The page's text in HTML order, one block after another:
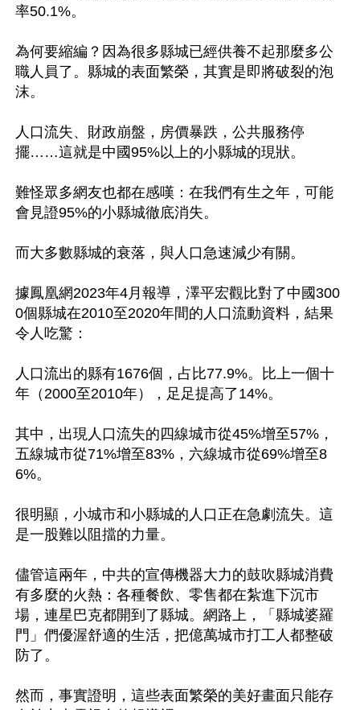
率50.1%。
為何要縮編？因為很多縣城已經供養不起那麼多公
職人員了。縣城的表面繁榮，其實是即將破裂的泡
沫。
人口流失、財政崩盤，房價暴跌，公共服務停
擺……這就是中國95%以上的小縣城的現狀。
難怪眾多網友也都在感嘆：在我們有生之年，可能
會見證95%的小縣城徹底消失。
而大多數縣城的衰落，與人口急速減少有關。
據鳳凰網2023年4月報導，澤平宏觀比對了中國300
0個縣城在2010至2020年間的人口流動資料，結果
令人吃驚：
人口流出的縣有1676個，占比77.9%。比上一個十
年（2000至2010年），足足提高了14%。
其中，出現人口流失的四線城市從45%增至57%，
五線城市從71%增至83%，六線城市從69%增至8
6%。
很明顯，小城市和小縣城的人口正在急劇流失。這
是一股難以阻擋的力量。
儘管這兩年，中共的宣傳機器大力的鼓吹縣城消費
有多麼的火熱：各種餐飲、零售都在紮進下沉市
場，連星巴克都開到了縣城。網路上，「縣城婆羅
門」們優渥舒適的生活，把億萬城市打工人都整破
防了。
然而，事實證明，這些表面繁榮的美好畫面只能存